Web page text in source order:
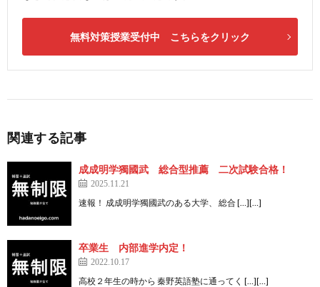
無料対策授業受付中 こちらをクリック
関連する記事
成成明学獨國武 総合型推薦 二次試験合格！
2025.11.21
速報！ 成成明学獨國武のある大学、 総合 […][…]
卒業生 内部進学内定！
2022.10.17
高校２年生の時から 秦野英語塾に通ってく […][…]